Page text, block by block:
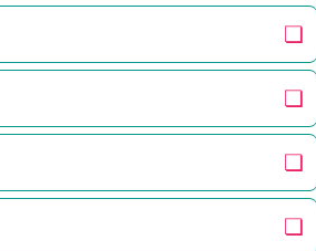
❏
❏
❏
❏